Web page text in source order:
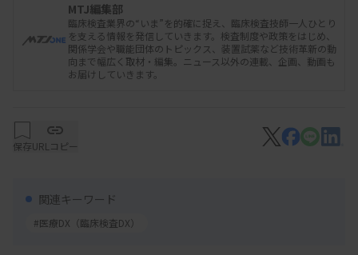
MTJ編集部
臨床検査業界の“いま”を的確に捉え、臨床検査技師一人ひとり
を支える情報を発信していきます。検査制度や政策をはじめ、
関係学会や職能団体のトピックス、装置試薬など技術革新の動
向まで幅広く取材・編集。ニュース以外の連載、企画、動画も
お届けしていきます。
保存URLコピー
関連キーワード
#医療DX（臨床検査DX）